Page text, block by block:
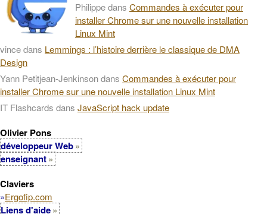
Philippedans Commandes à exécuter pour
installer Chrome sur une nouvelle installation
Linux Mint
vincedans Lemmings : l’histoire derrière le classique de DMA
Design
Yann Petitjean-Jenkinsondans Commandes à exécuter pour
installer Chrome sur une nouvelle installation Linux Mint
IT Flashcards dans JavaScript hack update
Olivier Pons
développeur Web
enseignant
Claviers
»Ergofip.com
Liens d'aide